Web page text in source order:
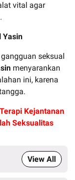
vital agar
Yasin
seksual
menyarankan
ini, karena
Kejantanan
Seksualitas
View All